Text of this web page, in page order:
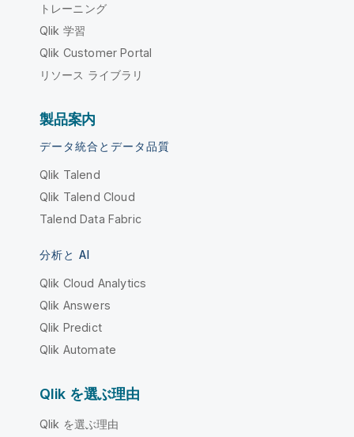
トレーニング
Qlik 学習
Qlik Customer Portal
リソース ライブラリ
製品案内
データ統合とデータ品質
Qlik Talend
Qlik Talend Cloud
Talend Data Fabric
分析と AI
Qlik Cloud Analytics
Qlik Answers
Qlik Predict
Qlik Automate
Qlik を選ぶ理由
Qlik を選ぶ理由